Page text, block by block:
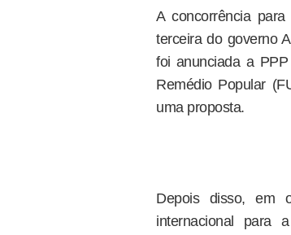
A concorrência
terceira do governo
foi anunciada a
Remédio Popular
uma proposta.
Depois disso, em
internacional para